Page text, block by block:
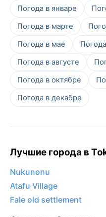
Погода в январе
Погода в марте
Погода в мае
Погода в августе
Погода в октябре
Погода в декабре
Лучшие города в
Nukunonu
Atafu Village
Fale old settlement